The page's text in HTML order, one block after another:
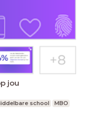
jou
school
MBO